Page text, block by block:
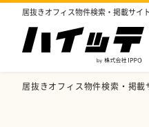
居抜きオフィス物件検索・掲載サイ
居抜きオフィス物件検索・掲載